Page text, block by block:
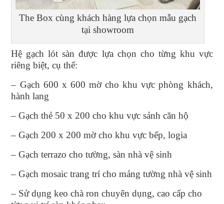
The Box cùng khách hàng lựa chọn mẫu gạch
tại showroom
Hệ gạch lót sàn được lựa chọn cho từng khu vực
riêng biệt, cụ thể:
– Gạch 600 x 600 mờ cho khu vực phòng khách,
hành lang
– Gạch thẻ 50 x 200 cho khu vực sảnh căn hộ
– Gạch 200 x 200 mờ cho khu vực bếp, logia
– Gạch terrazo cho tường, sàn nhà vệ sinh
– Gạch mosaic trang trí cho mảng tường nhà vệ sinh
– Sử dụng keo chà ron chuyên dụng, cao cấp cho